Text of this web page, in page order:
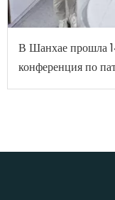
В Шанхае прошла
конференция по